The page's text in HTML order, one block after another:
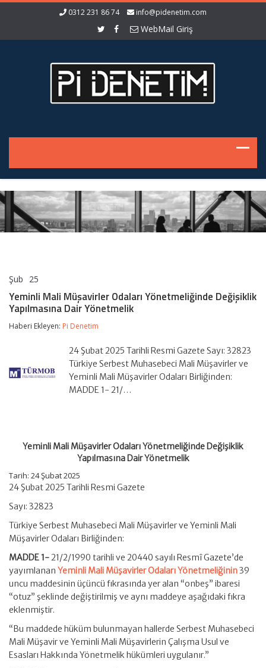
0312 231 86 74 info@pidenetim.com
WebMail Giriş
Şub 25
Müşavirler
Odaları
Değişiklik
Yönetmelik
için
Yeminli Mali Müşavirler Odaları Yönetmeliğinde Değişiklik
Yapılmasına Dair Yönetmelik
Haberi Ekleyen: Pi Denetim
24 Şubat 2025 Tarihli Resmi Gazete Sayı: 32823
Türkiye Serbest Muhasebeci Mali Müşavirler ve
Yeminli Mali Müşavirler Odaları Birliğinden:
MADDE 1- 21/…
Yeminli Mali Müşavirler Odaları Yönetmeliğinde Değişiklik
Yapılmasına Dair Yönetmelik
Tarih: 24 Şubat 2025
24 Şubat 2025 Tarihli Resmi Gazete
Sayı: 32823
Türkiye Serbest Muhasebeci Mali Müşavirler ve Yeminli Mali
Müşavirler Odaları Birliğinden:
MADDE 1-21/2/1990 tarihli ve 20440 sayılı Resmî Gazete’de
yayımlanan Yeminli Mali Müşavirler Odaları Yönetmeliğinin39
uncu maddesinin üçüncü fıkrasında yer alan “onbeş” ibaresi
“otuz” şeklinde değiştirilmiş ve aynı maddeye aşağıdaki fıkra
eklenmiştir.
“Bu maddede hüküm bulunmayan hallerde Serbest Muhasebeci
Mali Müşavir ve Yeminli Mali Müşavirlerin Çalışma Usul ve
Esasları Hakkında Yönetmelik hükümleri uygulanır.”